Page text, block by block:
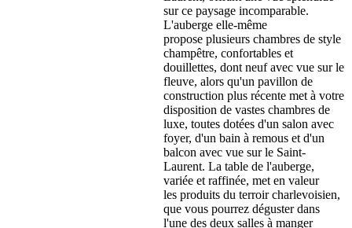
sur ce paysage incomparable.
L'auberge elle-même
propose plusieurs chambres de style
champêtre, confortables et
douillettes, dont neuf avec vue sur le
fleuve, alors qu'un pavillon de
construction plus récente met à votre
disposition de vastes chambres de
luxe, toutes dotées d'un salon avec
foyer, d'un bain à remous et d'un
balcon avec vue sur le Saint-
Laurent. La table de l'auberge,
variée et raffinée, met en valeur
les produits du terroir charlevoisien,
que vous pourrez déguster dans
l'une des deux salles à manger